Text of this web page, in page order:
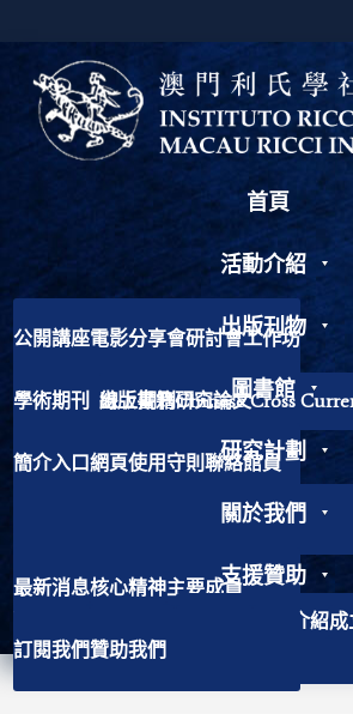
首頁
活動介紹
公開講座電影分享會研討會工作坊
出版刊物
學術期刊 線上期刊Chinese Cross
出版書籍研究論文圖書館
簡介入口網頁使用守則聯絡館員
捐獻書籍
研究計劃
課程列表關於我們
最新消息核心精神主要成員
會徽介紹成
支援贊助
訂閱我們贊助我們